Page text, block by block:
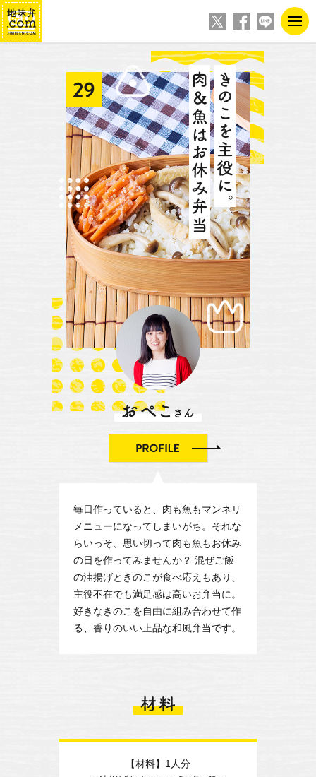
毎日作っていると、肉も魚もマンネリ
メニューになってしまいがち。それな
らいっそ、思い切って肉も魚もお休み
の日を作ってみませんか？ 混ぜご飯
の油揚げときのこが食べ応えもあり、
主役不在でも満足感は高いお弁当に。
好きなきのこを自由に組み合わせて作
る、香りのいい上品な和風弁当です。
【材料】1人分